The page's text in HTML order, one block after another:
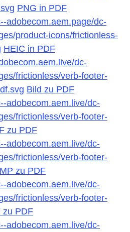
PNG in PDF
adobecom.aem.page/dc-
product-icons/frictionless-
HEIC in PDF
dc-
frictionless/verb-footer-
Bild zu PDF
adobecom.aem.live/dc-
frictionless/verb-footer-
zu PDF
adobecom.aem.live/dc-
frictionless/verb-footer-
zu PDF
adobecom.aem.live/dc-
frictionless/verb-footer-
zu PDF
adobecom.aem.live/dc-